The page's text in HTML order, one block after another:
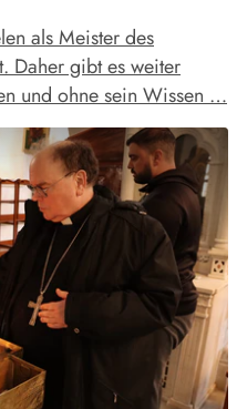
als Meister des
Daher gibt es weiter
und ohne sein Wissen …